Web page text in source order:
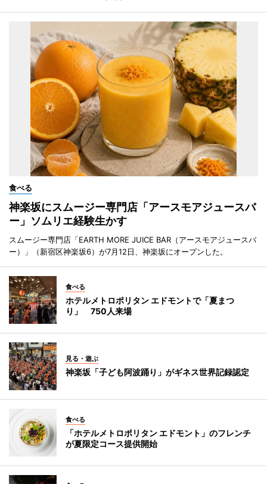
食べる
神楽坂にスムージー専門店「アースモアジュースバ
ー」ソムリエ経験生かす
スムージー専門店「EARTH MORE JUICE BAR（アースモアジュースバ
ー）」（新宿区神楽坂6）が7月12日、神楽坂にオープンした。
食べる
ホテルメトロポリタン エドモントで「夏まつ
り」 750人来場
見る・遊ぶ
神楽坂「子ども阿波踊り」がギネス世界記録認定
食べる
「ホテルメトロポリタン エドモント」のフレンチ
が夏限定コース提供開始